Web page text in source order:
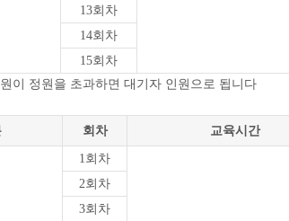
13회차
14회차
15회차
이 정원을 초과하면 대기자 인원으로 됩니다
회차 교육시간
1회차
2회차
3회차